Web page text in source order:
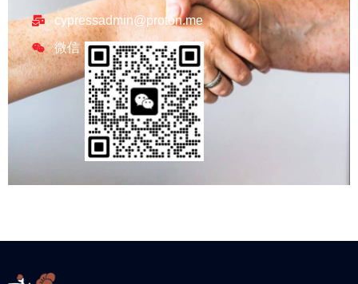
cypressadmin@proton.me
微信